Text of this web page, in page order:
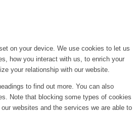
on your device. We use cookies to let us
how you interact with us, to enrich your
your relationship with our website.
to find out more. You can also
Note that blocking some types of cookies
websites and the services we are able to